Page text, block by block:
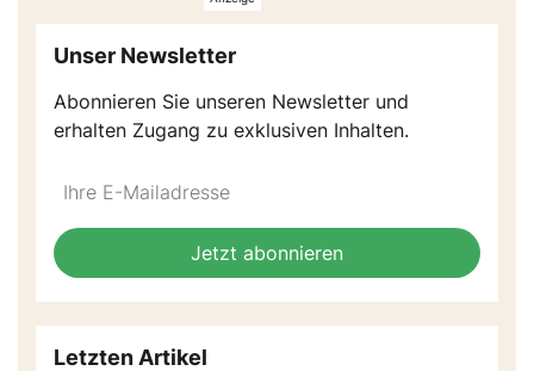
Unser Newsletter
Abonnieren Sie unseren Newsletter und
erhalten Zugang zu exklusiven Inhalten.
Do
fill
this
field
*Ihre
Mailadresse:
Jetzt abonnieren
Letzten Artikel